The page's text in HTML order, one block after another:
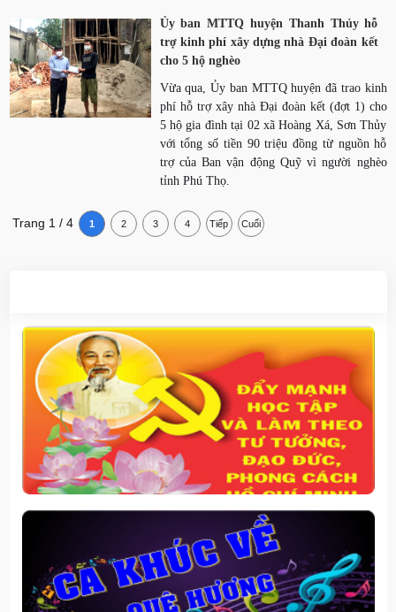
Ủy ban MTTQ huyện Thanh Thủy hỗ
trợ kinh phí xây dựng nhà Đại đoàn kết
cho 5 hộ nghèo
Vừa qua, Ủy ban MTTQ huyện đã trao kinh
phí hỗ trợ xây nhà Đại đoàn kết (đợt 1) cho
5 hộ gia đình tại 02 xã Hoàng Xá, Sơn Thủy
với tổng số tiền 90 triệu đồng từ nguồn hỗ
trợ của Ban vận động Quỹ vì người nghèo
tỉnh Phú Thọ.
Trang 1 / 4 1 2 3 4 Tiếp Cuối